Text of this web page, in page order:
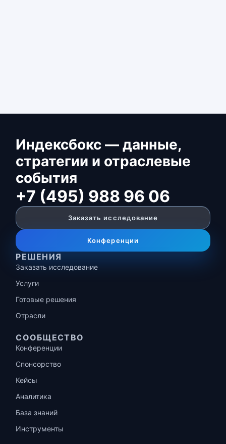
Индексбокс — данные,
стратегии и отраслевые
события
+7 (495) 988 96 06
Заказать исследование
Конференции
РЕШЕНИЯ
Заказать исследование
Услуги
Готовые решения
Отрасли
СООБЩЕСТВО
Конференции
Спонсорство
Кейсы
Аналитика
База знаний
Инструменты